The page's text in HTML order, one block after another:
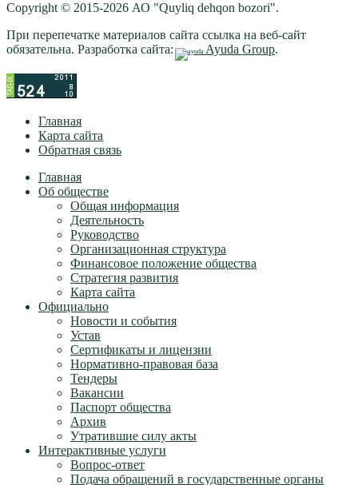
Copyright © 2015-2026 АО "Quyliq dehqon bozori".
При перепечатке материалов сайта ссылка на веб-сайт
обязательна. Разработка сайта:
Ayuda Group.
Главная
Карта сайта
Обратная связь
Главная
Об обществе
Общая информация
Деятельность
Руководство
Организационная структура
Финансовое положение общества
Стратегия развития
Карта сайта
Официально
Новости и события
Устав
Сертификаты и лицензии
Нормативно-правовая база
Тендеры
Вакансии
Паспорт общества
Архив
Утратившие силу акты
Интерактивные услуги
Вопрос-ответ
Подача обращений в государственные органы